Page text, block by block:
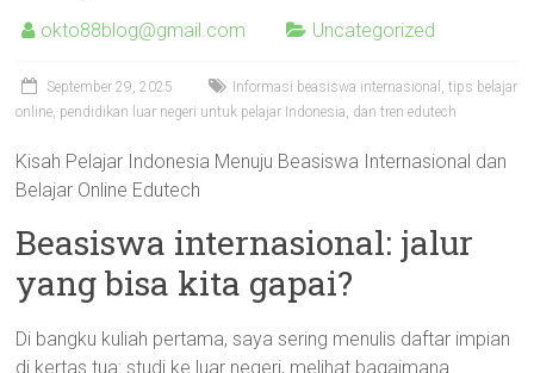
okto88blog@gmail.com Uncategorized
September 29, 2025
Informasi beasiswa internasional, tips belajar
online, pendidikan luar negeri untuk pelajar Indonesia, dan tren edutech
Kisah Pelajar Indonesia Menuju Beasiswa Internasional dan
Belajar Online Edutech
Beasiswa internasional: jalur
yang bisa kita gapai?
Di bangku kuliah pertama, saya sering menulis daftar impian
di kertas tua: studi ke luar negeri, melihat bagaimana